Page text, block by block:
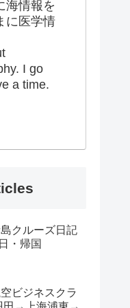
海情報を
に医学情
I go
a time.
クルーズ日記
・帰国
ビジネスクラ